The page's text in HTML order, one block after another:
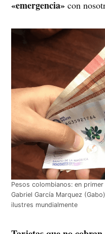
«emergencia» con
Pesos colombianos: en
Gabriel García Marquez
ilustres mundialmente